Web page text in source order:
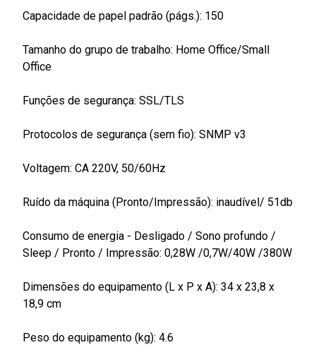
Capacidade de papel padrão (págs.): 150
Tamanho do grupo de trabalho: Home Office/Small
Office
Funções de segurança: SSL/TLS
Protocolos de segurança (sem fio): SNMP v3
Voltagem: CA 220V, 50/60Hz
Ruído da máquina (Pronto/Impressão): inaudível/ 51db
Consumo de energia - Desligado / Sono profundo /
Sleep / Pronto / Impressão: 0,28W /0,7W/40W /380W
Dimensões do equipamento (L x P x A): 34 x 23,8 x
18,9 cm
Peso do equipamento (kg): 4.6